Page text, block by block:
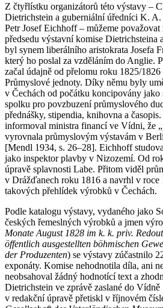
Z čtyřlístku organizátorů této výstavy –
Dietrichstein a guberniální úředníci K. A.
Petr Josef Eichhoff – můžeme
předsedu výstavní komise
byl synem liberálního aristokrata Josefa
který ho poslal za vzděláním do Anglie.
začal údajně od přelomu roku 1825/
Průmyslové jednoty. Díky němu byly
v Čechách od počátku koncipovány jako
spolku pro povzbuzení průmyslového
přednášky, stipendia, knihovna a
informoval ministra financí ve Vídni, že
vyrovnala průmyslovým výstavám v
[Mendl 1934, s. 26–28]. Eichhoff
jako inspektor plavby v Nizozemí. Od
úpravě splavnosti Labe. Přitom viděl
v Drážďanech roku 1816 a navrhl v roce
takových přehlídek výrobků v Čechách.
Podle katalogu výstavy, vydaného jako
českých řemeslných výrobků a jmen
Monate August 1828 im k. k. priv.
öffentlich ausgestellten böhmischen
der Produzenten) se výstavy zúčastnilo
exponáty. Komise nehodnotila díla, ani
neobsahoval žádný hodnotící text a
Dietrichstein ve zprávě zaslané do
v redakční úpravě přetiskl v říjnovém